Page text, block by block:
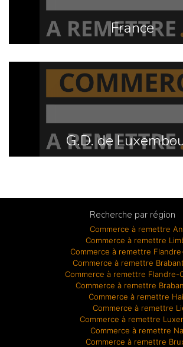
France
G.D. de
Recherche par région
Commerce à remettre
Commerce à remettre
Commerce à remettre
Commerce à remettre
Commerce à remettre Flandre-
Commerce à remettre
Commerce à remettre
Commerce à remettre
Commerce à remettre
Commerce à remettre
Commerce à remettre